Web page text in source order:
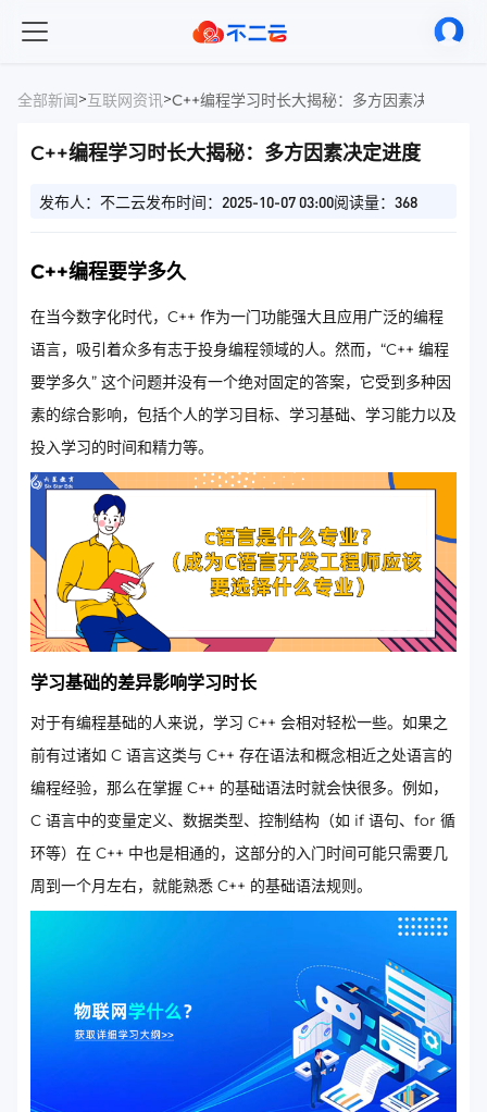
全部新闻>互联网资讯>C++编程学习时长大揭秘：多方因素决定进度
C++编程学习时长大揭秘：多方因素决定进度
发布人：不二云发布时间：2025-10-07 03:00阅读量：368
C++编程要学多久
在当今数字化时代，C++ 作为一门功能强大且应用广泛的编程
语言，吸引着众多有志于投身编程领域的人。然而，“C++ 编程
要学多久” 这个问题并没有一个绝对固定的答案，它受到多种因
素的综合影响，包括个人的学习目标、学习基础、学习能力以及
投入学习的时间和精力等。
学习基础的差异影响学习时长
对于有编程基础的人来说，学习 C++ 会相对轻松一些。如果之
前有过诸如 C 语言这类与 C++ 存在语法和概念相近之处语言的
编程经验，那么在掌握 C++ 的基础语法时就会快很多。例如，
C 语言中的变量定义、数据类型、控制结构（如 if 语句、for 循
环等）在 C++ 中也是相通的，这部分的入门时间可能只需要几
周到一个月左右，就能熟悉 C++ 的基础语法规则。